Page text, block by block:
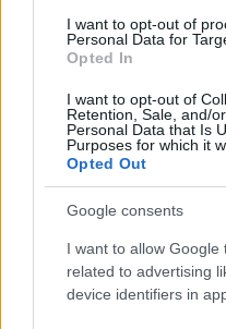
I want to opt-out of
Personal Data for
Opted In
I want to opt-out of
Retention, Sale, and/
Personal Data that Is
Purposes for which it
Opted Out
Google consents
I want to allow Google
related to advertising
device identifiers in
πλεονέκτημα, όλα με
G4 που ταιριάζουν σε
Πλήρεις
παιχνιδιού
Η μελλοντική
διπλές θύρες HDMI 2.1
υποστηρίζουν τις πιο
τις κονσόλες επόμενης
με θύρες γρήγορης